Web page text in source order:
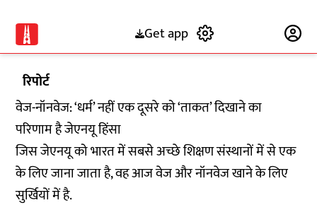
Get app
रिपोर्ट
वेज-नॉनवेज: ‘धर्म’ नहीं एक दूसरे को ‘ताकत’ दिखाने का
परिणाम है जेएनयू हिंसा
जिस जेएनयू को भारत में सबसे अच्छे शिक्षण संस्थानों में से एक
के लिए जाना जाता है, वह आज वेज और नॉनवेज खाने के लिए
सुर्खियों में है.